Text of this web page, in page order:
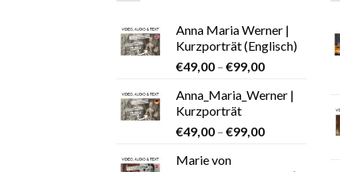
Anna Maria Werner |
Kurzporträt (Englisch)
€49,00 – €99,00
Anna_Maria_Werner |
Kurzporträt
€49,00 – €99,00
Marie von